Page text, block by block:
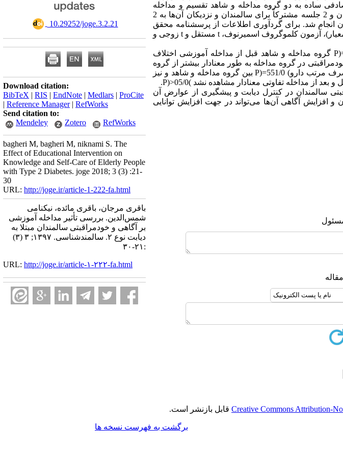
با روش تصادفی ساده به دو گروه مداخله و شاهد تقسیم و مداخله
آموزشی طراحی‌شده در 3 جلسه (45 دقیقه‌ای) برای گروه مداخله سالمندان و 2 جلسه مشترکاً برای سالمندان و نزدیکان آن‌ها به 2
مداخله، پس‌آزمون انجام شد. برای گردآوری اطلاعات از پرسشنامه محقق
ساخته و برای تجزیه‌وتحلیل داده‏ها از آماره‌های توصیفی (میانگین و انحراف معیار)، آزمون کلموگروف اسمیرنوف، t مستقل و t زوجی و
یافته‌ها: با مقایسه میانگین نمرات آگاهی )860/0=(P و خودمراقبتی )875/0=(P گروه مداخله و شاهد قبل از مداخله آموزشی اختلاف
در گروه مداخله به طور معنادار بیشتر از گروه
کنترل بود) 001/0(P<. بعد از مداخله در میزان فعالیت بدنی) 651/0=(P و مصرف مرتب دارو) 551/0=(P بین گروه مداخله و شاهد و نیز
سالمندان در کنترل دیابت و پیشگیری از عوارض آن
افزایش آگاهی آن‌ها می‌تواند در جهت افزایش توانایی
مسئول
‎ 10.29252/joge.3.2.21
Download citation:
BibTeX | RIS | EndNote | Medlars | ProCite
| Reference Manager| RefWorks
Send citation to:
Mendeley
Zotero RefWorks
bagheri M, bagheri M, niknami S. The
Effect of Educational Intervention on
Knowledge and Self-Care of Elderly People
with Type 2 Diabetes. joge 2018; 3 (3) :21-
30
URL: http://joge.ir/article-1-222-fa.html
باقری مرجان، باقری مائده، نیکنامی
شمس‌الدین. بررسی تأثیر مداخله آموزشی
بر آگاهی و خودمراقبتی سالمندان مبتلا به
دیابت نوع ۲. سالمندشناسی. ۱۳۹۷; ۳ (۳)
:۲۱-۳۰
URL: http://joge.ir/article-۱-۲۲۲-fa.html
Creative Commons Attribution- قابل بازنشر است.
برگشت به فهرست نسخه ها